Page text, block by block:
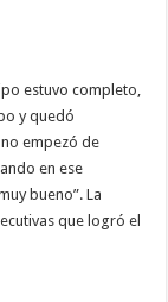
estuvo completo,
y quedó
empezó de
en ese
bueno”. La
que logró el